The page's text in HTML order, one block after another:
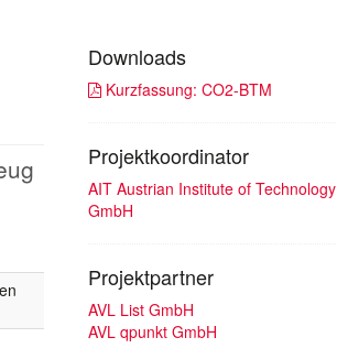
Downloads
Kurzfassung: CO2-BTM
Projektkoordinator
AIT Austrian Institute of Technology
GmbH
Projektpartner
AVL List GmbH
AVL qpunkt GmbH